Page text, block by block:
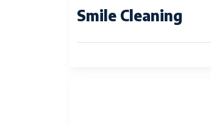
Smile Cleaning